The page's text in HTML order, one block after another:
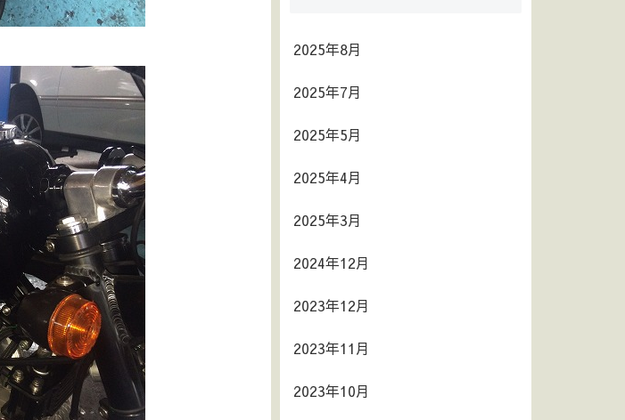
2025年8月
2025年7月
2025年5月
2025年4月
2025年3月
2024年12月
2023年12月
2023年11月
2023年10月